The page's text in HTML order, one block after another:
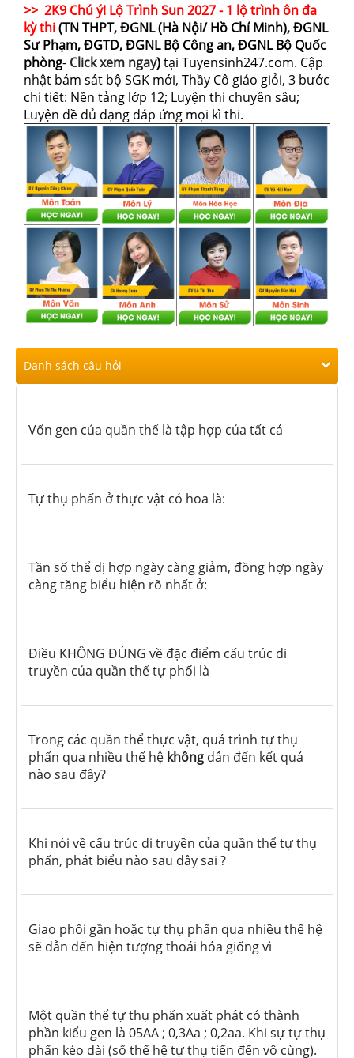
>> 2K9 Chú ý! Lộ Trình Sun 2027 - 1 lộ trình ôn đa
kỳ thi(TN THPT, ĐGNL (Hà Nội/ Hồ Chí Minh), ĐGNL
Sư Phạm, ĐGTD, ĐGNL Bộ Công an, ĐGNL Bộ Quốc
phòng- Click xem ngay)tại Tuyensinh247.com. Cập
nhật bám sát bộ SGK mới, Thầy Cô giáo giỏi, 3 bước
chi tiết: Nền tảng lớp 12; Luyện thi chuyên sâu;
Luyện đề đủ dạng đáp ứng mọi kì thi.
Danh sách câu hỏi
Vốn gen của quần thể là tập hợp của tất cả
Tự thụ phấn ở thực vật có hoa là:
Tần số thể dị hợp ngày càng giảm, đồng hợp ngày
càng tăng biểu hiện rõ nhất ở:
Điều KHÔNG ĐÚNG về đặc điểm cấu trúc di
truyền của quần thể tự phối là
Trong các quần thể thực vật, quá trình tự thụ
phấn qua nhiều thế hệ không dẫn đến kết quả
nào sau đây?
Khi nói về cấu trúc di truyền của quần thể tự thụ
phấn, phát biểu nào sau đây sai ?
Giao phối gần hoặc tự thụ phấn qua nhiều thế hệ
sẽ dẫn đến hiện tượng thoái hóa giống vì
Một quần thể tự thụ phấn xuất phát có thành
phần kiểu gen là 05AA ; 0,3Aa ; 0,2aa. Khi sự tự thụ
phấn kéo dài (số thế hệ tự thụ tiến đến vô cùng).